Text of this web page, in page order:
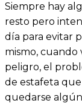
Siempre hay
resto pero
día para evitar
mismo,
peligro, el
de estafeta que
quedarse